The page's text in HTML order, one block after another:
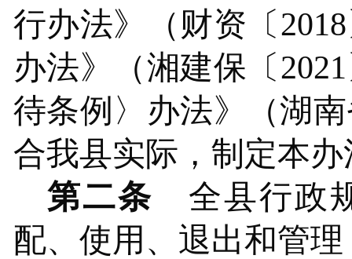
行办法》（财资〔
办法》（湘建保〔
待条例 〉办法》
（湖
合我县实际，制定本办
第二条
全县行政
配、使用、退出和管